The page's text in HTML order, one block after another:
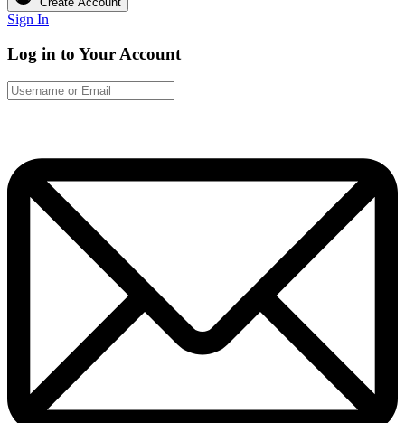
Sign In
Log in to Your Account